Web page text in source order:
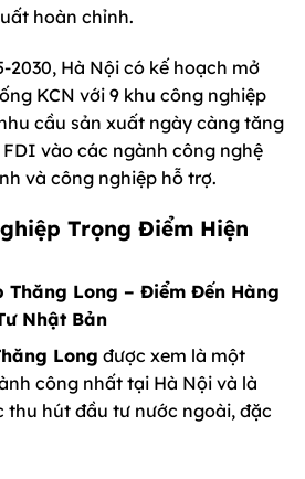
hoàn chỉnh.
2030, Hà Nội có kế hoạch mở
KCN với 9 khu công nghiệp
cầu sản xuất ngày càng tăng
vào các ngành công nghệ
và công nghiệp hỗ trợ.
Trọng Điểm Hiện
Thăng Long – Điểm Đến Hàng
Nhật Bản
Long được xem là một
công nhất tại Hà Nội và là
thu hút đầu tư nước ngoài, đặc